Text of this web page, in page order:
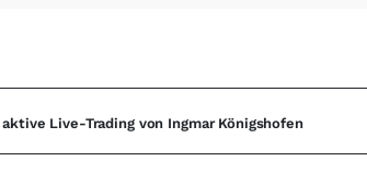
Live-Trading von Ingmar Königshofen